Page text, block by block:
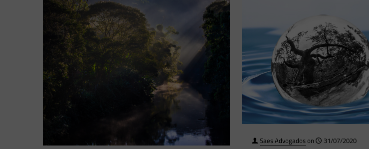
Saes Advogadoson 31/07/2020